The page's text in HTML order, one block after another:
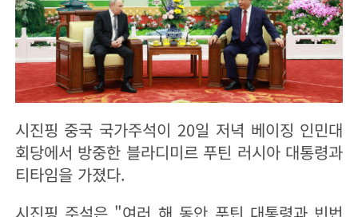
시진핑 중국 국가주석이 20일 저녁 베이징 인민대
회당에서 방중한 블라디미르 푸틴 러시아 대통령과
티타임을 가졌다.
시진핑 주석은 "여러 해 동안 푸틴 대통령과 빈번